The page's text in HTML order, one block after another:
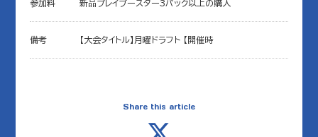
参加料 新品プレイブースター3パック以上の購入
備考 【大会タイトル】月曜ドラフト 【開催時
Share this article